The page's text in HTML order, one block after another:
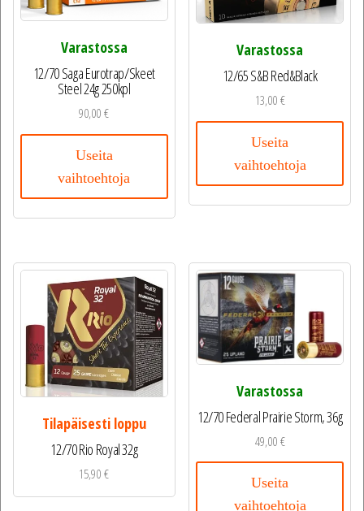
Varastossa
12/70 Saga Eurotrap/Skeet
Steel 24g 250kpl
90,00€
Useita
vaihtoehtoja
Varastossa
12/65 S&B Red&Black
13,00€
Useita
vaihtoehtoja
Tilapäisesti loppu
12/70 Rio Royal 32g
15,90€
Varastossa
12/70 Federal Prairie Storm, 36g
49,00€
Useita
vaihtoehtoja